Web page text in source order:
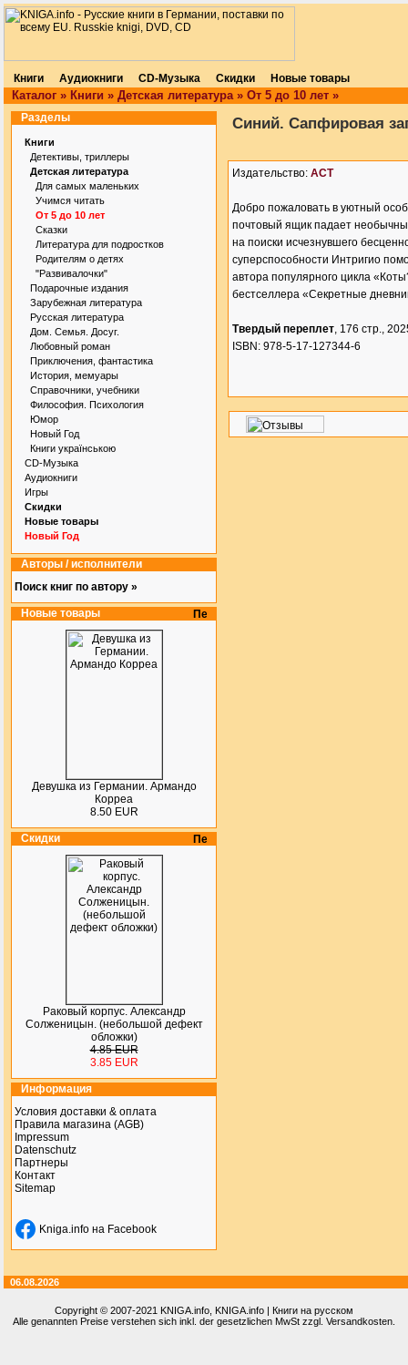
Книги Аудиокниги CD-Музыка Скидки Новые товары
Каталог » Книги » Детская литература» От 5 до 10 лет »
Разделы
Книги
Детективы, триллеры
Детская литература
Для самых маленьких
Учимся читать
От 5 до 10 лет
Сказки
Литература для подростков
Родителям о детях
"Развивалочки"
Подарочные издания
Зарубежная литература
Русская литература
Дом. Семья. Досуг.
Любовный роман
Приключения, фантастика
История, мемуары
Справочники, учебники
Философия. Психология
Юмор
Новый Год
Книги українською
CD-Музыка
Аудиокниги
Игры
Скидки
Новые товары
Новый Год
Авторы / исполнители
Поиск книг по автору »
Новые товары
Девушка из Германии. Армандо
Корреа
8.50 EUR
Скидки
Раковый корпус. Александр
Солженицын. (небольшой дефект
обложки)
4.85 EUR
3.85 EUR
Информация
Условия доставки & оплата
Правила магазина (AGB)
Impressum
Datenschutz
Партнеры
Контакт
Sitemap
Kniga.info на Facebook
Синий. Сапфировая
Издательство: АСТ
Добро пожаловать в уютный
почтовый ящик падает
на поиски исчезнувшего
суперспособности Интригио
автора популярного цикла
бестселлера «Секретные
Твердый переплет, 176 стр.,
ISBN: 978-5-17-127344-6
06.08.2026
Copyright © 2007-2021 KNIGA.info , KNIGA.info | Книги на русском
Alle genannten Preise verstehen sich inkl. der gesetzlichen MwSt zzgl. Versandkosten.